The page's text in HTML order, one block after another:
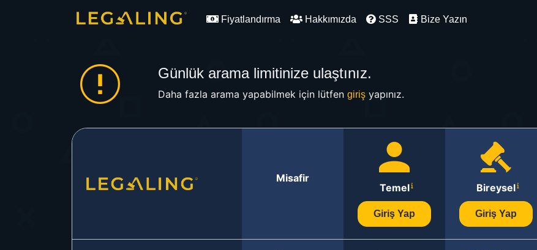
Fiyatlandırma Hakkımızda SSS Bize Yazın
Günlük arama limitinize ulaştınız.
Daha fazla arama yapabilmek için lütfen girişyapınız.
Misafir
Temel
Giriş Yap
Bireysel
Giriş Yap